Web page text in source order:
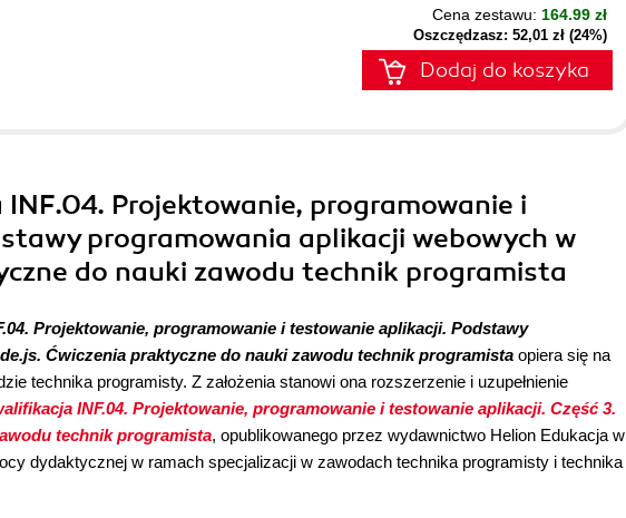
Cena zestawu: 164.99 zł
Oszczędzasz: 52,01 zł (24%)
Dodaj do koszyka
Projektowanie, programowanie i
programowania aplikacji webowych w
do nauki zawodu technik programista
Projektowanie, programowanie i testowanie aplikacji. Podstawy
Ćwiczenia praktyczne do nauki zawodu technik programista opiera się na
technika programisty. Z założenia stanowi ona rozszerzenie i uzupełnienie
INF.04. Projektowanie, programowanie i testowanie aplikacji. Część 3.
technik programista, opublikowanego przez wydawnictwo Helion Edukacja w
dydaktycznej w ramach specjalizacji w zawodach technika programisty i technika